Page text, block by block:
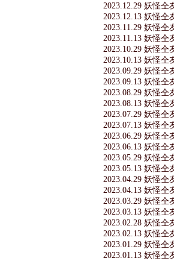
2023.12.29 妖怪
2023.12.13 妖怪
2023.11.29 妖怪
2023.11.13 妖怪
2023.10.29 妖怪
2023.10.13 妖怪
2023.09.29 妖怪
2023.09.13 妖怪
2023.08.29 妖怪
2023.08.13 妖怪
2023.07.29 妖怪
2023.07.13 妖怪
2023.06.29 妖怪
2023.06.13 妖怪
2023.05.29 妖怪
2023.05.13 妖怪
2023.04.29 妖怪
2023.04.13 妖怪
2023.03.29 妖怪
2023.03.13 妖怪
2023.02.28 妖怪
2023.02.13 妖怪
2023.01.29 妖怪
2023.01.13 妖怪